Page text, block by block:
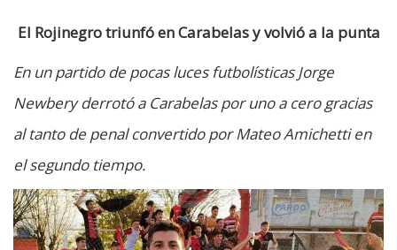
El Rojinegro triunfó en Carabelas y volvió a la punta
En un partido de pocas luces futbolísticas Jorge
Newbery derrotó a Carabelas por uno a cero gracias
al tanto de penal convertido por Mateo Amichetti en
el segundo tiempo.